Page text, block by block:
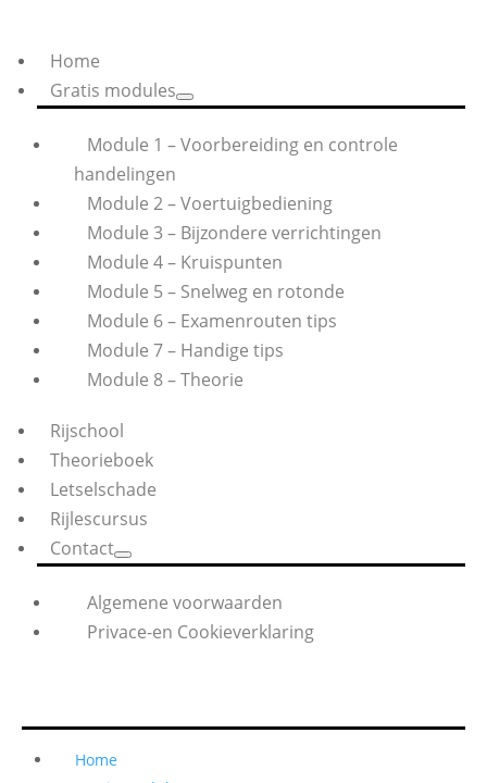
Home
Gratis modules
Module 1 – Voorbereiding en controle
handelingen
Module 2 – Voertuigbediening
Module 3 – Bijzondere verrichtingen
Module 4 – Kruispunten
Module 5 – Snelweg en rotonde
Module 6 – Examenrouten tips
Module 7 – Handige tips
Module 8 – Theorie
Rijschool
Theorieboek
Letselschade
Rijlescursus
Contact
Algemene voorwaarden
Privace-en Cookieverklaring
Home